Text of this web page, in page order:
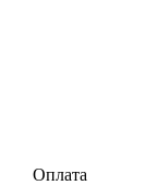
Оплата